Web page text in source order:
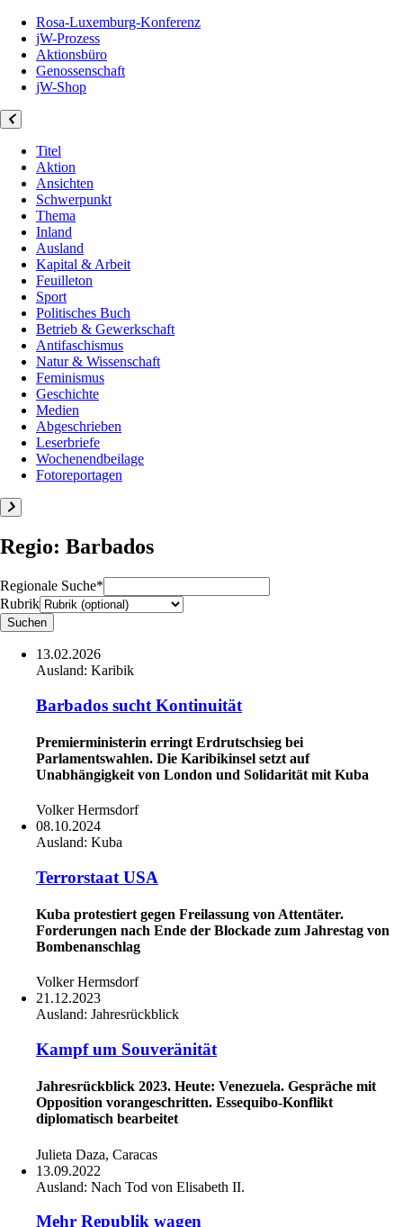
Rosa-Luxemburg-Konferenz
jW-Prozess
Aktionsbüro
Genossenschaft
jW-Shop
Titel
Aktion
Ansichten
Schwerpunkt
Thema
Inland
Ausland
Kapital & Arbeit
Feuilleton
Sport
Politisches Buch
Betrieb & Gewerkschaft
Antifaschismus
Natur & Wissenschaft
Feminismus
Geschichte
Medien
Abgeschrieben
Leserbriefe
Wochenendbeilage
Fotoreportagen
Regio: Barbados
Regionale Suche*
Rubrik
13.02.2026
Ausland: Karibik
Barbados sucht Kontinuität
Premierministerin erringt Erdrutschsieg bei
Parlamentswahlen. Die Karibikinsel setzt auf
Unabhängigkeit von London und Solidarität mit Kuba
Volker Hermsdorf
08.10.2024
Ausland: Kuba
Terrorstaat USA
Kuba protestiert gegen Freilassung von Attentäter.
Forderungen nach Ende der Blockade zum Jahrestag von
Bombenanschlag
Volker Hermsdorf
21.12.2023
Ausland: Jahresrückblick
Kampf um Souveränität
Jahresrückblick 2023. Heute: Venezuela. Gespräche mit
Opposition vorangeschritten. Essequibo-Konflikt
diplomatisch bearbeitet
Julieta Daza, Caracas
13.09.2022
Ausland: Nach Tod von Elisabeth II.
Mehr Republik wagen